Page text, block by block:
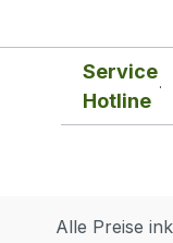
unterstützt
erleichtert
Service
Hotline
Alle Preise